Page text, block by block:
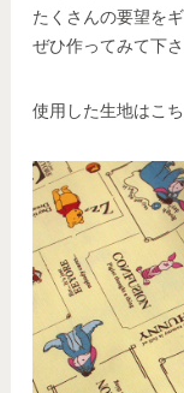
たくさんの要望を
ぜひ作ってみて下
使用した生地はこ